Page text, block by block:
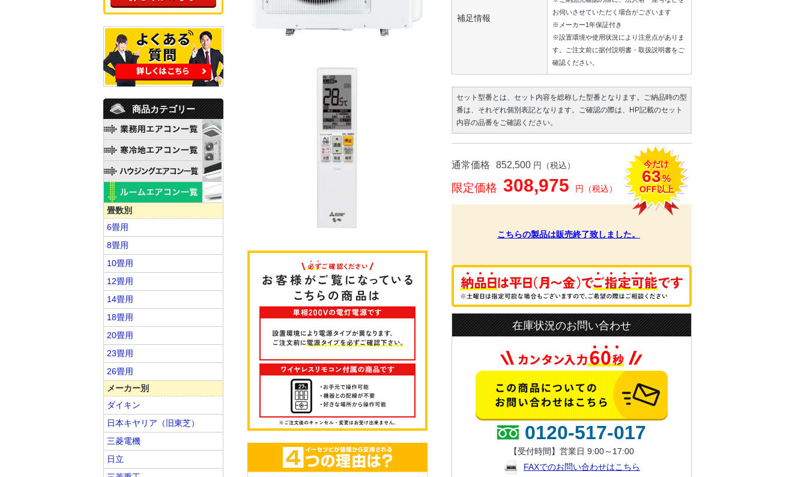
補足情報
お伺いさせていただく場合がございます
※メーカー1年保証付き
※設置環境や使用状況により注意点がありま
す。ご注文前に据付説明書・取扱説明書をご
確認ください。
セット型番とは、セット内容を総称した型番となります。ご納品時の型
番は、それぞれ個別表記となります。ご確認の際は、HP記載のセット
内容の品番をご確認ください。
通常価格 852,500 円（税込）
限定価格 308,975 円（税込）
今だけ
63%
OFF以上
こちらの製品は販売終了致しました。
在庫状況のお問い合わせ
0120-517-017
【受付時間】営業日 9:00～17:00
FAXでのお問い合わせはこちら
商品カテゴリー
畳数別
6畳用
8畳用
10畳用
12畳用
14畳用
18畳用
20畳用
23畳用
26畳用
メーカー別
ダイキン
日本キヤリア（旧東芝）
三菱電機
日立